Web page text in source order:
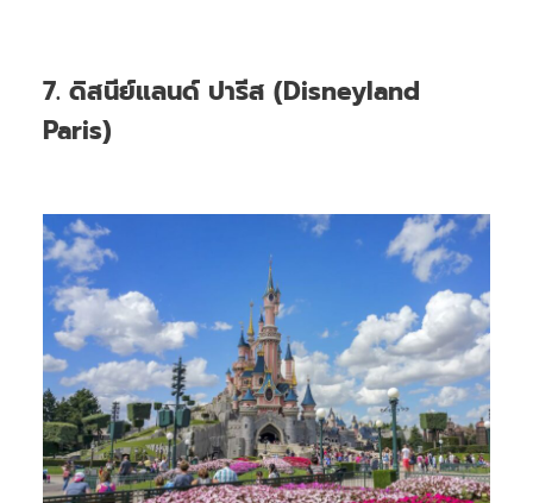
7. ดิสนีย์แลนด์ ปารีส (Disneyland
Paris)